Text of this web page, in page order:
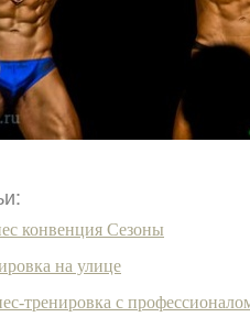
конвенция Сезоны
на улице
тренировка c